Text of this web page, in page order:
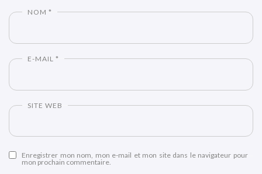
NOM *
E-MAIL *
SITE WEB
Enregistrer mon nom, mon e-mail et mon site dans le navigateur pour
mon prochain commentaire.